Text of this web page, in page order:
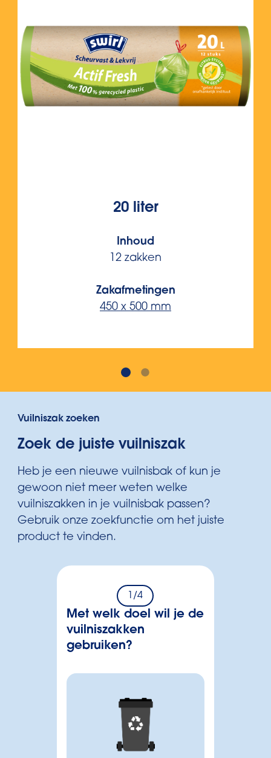
20 liter
Inhoud
12 zakken
Zakafmetingen
450 x 500 mm
Vuilniszak zoeken
Zoek de juiste vuilniszak
Heb je een nieuwe vuilnisbak of kun je
gewoon niet meer weten welke
vuilniszakken in je vuilnisbak passen?
Gebruik onze zoekfunctie om het juiste
product te vinden.
/4
Met welk doel wil je de
vuilniszakken
gebruiken?